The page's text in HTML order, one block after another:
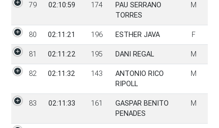
79 02:10:59 174
PAU SERRANO
TORRES
M
80 02:11:21 196 ESTHER JAVA F
81 02:11:22 195 DANI REGAL M
82 02:11:32 143
ANTONIO RICO
RIPOLL
M
83 02:11:33 161
GASPAR BENITO
PENADES
M